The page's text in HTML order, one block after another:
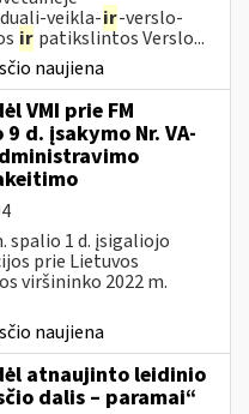
veikla-ir-verslo-
ir patikslintos Verslo...
naujiena
VMI prie FM
d. įsakymo Nr. VA-
spalio 1 d. įsigaliojo
prie Lietuvos
viršininko 2022 m.
naujiena
atnaujinto leidinio
dalis – paramai“